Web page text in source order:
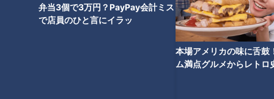
弁当3個で3万円？PayPay会計ミス
で店員のひと言にイラッ
本場アメリカの味に舌鼓
ム満点グルメからレトロ
（山車を担ぐ是澤賢さん）